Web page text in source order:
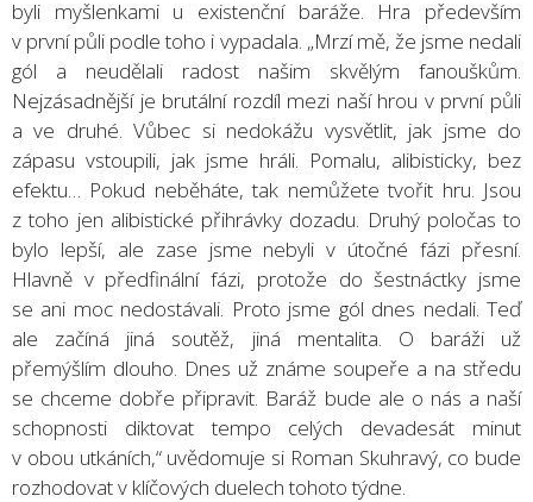
byli myšlenkami u existenční baráže. Hra především
v první půli podle toho i vypadala. „Mrzí mě, že jsme nedali
gól a neudělali radost našim skvělým fanouškům.
Nejzásadnější je brutální rozdíl mezi naší hrou v první půli
a ve druhé. Vůbec si nedokážu vysvětlit, jak jsme do
zápasu vstoupili, jak jsme hráli. Pomalu, alibisticky, bez
efektu… Pokud neběháte, tak nemůžete tvořit hru. Jsou
z toho jen alibistické přihrávky dozadu. Druhý poločas to
bylo lepší, ale zase jsme nebyli v útočné fázi přesní.
Hlavně v předfinální fázi, protože do šestnáctky jsme
se ani moc nedostávali. Proto jsme gól dnes nedali. Teď
ale začíná jiná soutěž, jiná mentalita. O baráži už
přemýšlím dlouho. Dnes už známe soupeře a na středu
se chceme dobře připravit. Baráž bude ale o nás a naší
schopnosti diktovat tempo celých devadesát minut
v obou utkáních,“ uvědomuje si Roman Skuhravý, co bude
rozhodovat v klíčových duelech tohoto týdne.